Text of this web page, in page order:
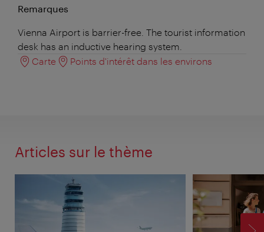
Remarques
Vienna Airport is barrier-free. The tourist information
desk has an inductive hearing system.
Carte
Points d'intérêt dans les environs
Articles sur le thème